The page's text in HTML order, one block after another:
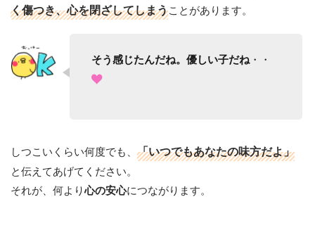
く傷つき、心を閉ざしてしまうことがあります。
そう感じたんだね。優しい子だね ・・
しつこいくらい何度でも、 「いつでもあなたの味方だよ」
と伝えてあげてください。
それが、何より心の安心につながります。